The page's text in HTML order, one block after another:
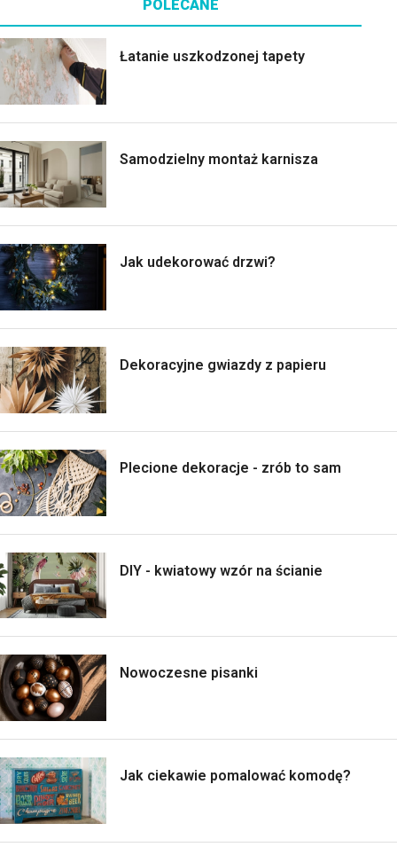
POLECANE
Łatanie uszkodzonej tapety
Samodzielny montaż karnisza
Jak udekorować drzwi?
Dekoracyjne gwiazdy z papieru
Plecione dekoracje - zrób to sam
DIY - kwiatowy wzór na ścianie
Nowoczesne pisanki
Jak ciekawie pomalować komodę?